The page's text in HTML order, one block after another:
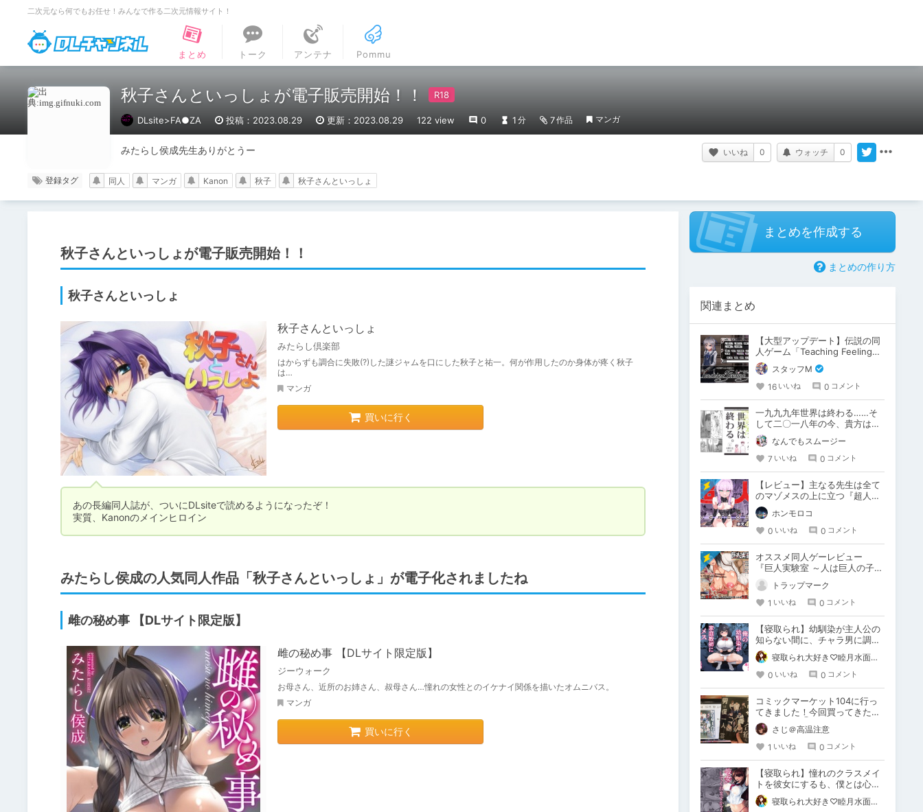
二次元なら何でもお任せ！みんなで作る二次元情報サイト！
DLチャンネル
まとめ
トーク アンテナ Pommu
秋子さんといっしょが電子販売開始！！
DLsite>FA●ZA 投稿：2023.08.29 更新：2023.08.29 122 view 0 1 分 7作品 マンガ
みたらし侯成先生ありがとうー いいね 0 ウォッチ 0
登録タグ 同人 マンガ Kanon 秋子 秋子さんといっしょ
秋子さんといっしょが電子販売開始！！
秋子さんといっしょ
秋子さんといっしょ
みたらし倶楽部
はからずも調合に失敗(?)した謎ジャムを口にした秋子と祐一。何が作用したのか身体が疼く秋子
は…
マンガ
買いに行く
あの長編同人誌が、ついにDLsiteで読めるようになったぞ！
実質、Kanonのメインヒロイン
みたらし侯成の人気同人作品「秋子さんといっしょ」が電子化されましたね
雌の秘め事 【DLサイト限定版】
雌の秘め事 【DLサイト限定版】
ジーウォーク
お母さん、近所のお姉さん、叔母さん…憧れの女性とのイケナイ関係を描いたオムニバス。
マンガ
買いに行く
まとめを作成する
まとめの作り方
関連まとめ
【大型アップデート】伝説の同
人ゲーム「Teaching Feeling」
が5周年！
スタッフM
16 いいね 0 コメント
一九九九年世界は終わる……そ
して二〇一八年の今、貴方は何
を思う？
なんでもスムージー
7 いいね 0 コメント
【レビュー】主なる先生は全て
のマゾメスの上に立つ『超人
VS』
ホンモロコ
0 いいね 0 コメント
オススメ同人ゲーレビュー
『巨人実験室 ～人は巨人の子を
孕むか!?～』
トラップマーク
1 いいね 0 コメント
【寝取られ】幼馴染が主人公の
知らない間に、チャラ男に調教
されメスにされる！？
寝取られ大好き♡睦月水面（無様や洗脳シチュも好きだよっ！）
0 いいね 0 コメント
コミックマーケット104に行っ
てきました！今回買ってきた作
品を紹介！③
さじ＠高温注意
1 いいね 0 コメント
【寝取られ】憧れのクラスメイ
トを彼女にするも、僕とは心だ
けの関係で彼女はいろんな人と
体を交える…
寝取られ大好き♡睦月水面（無様や洗脳シチュも好きだよっ！）